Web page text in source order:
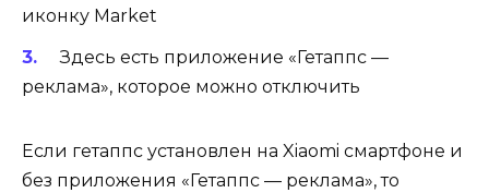
иконку Market
Здесь есть приложение «Гетаппс —
реклама», которое можно отключить
Если гетаппс установлен на Xiaomi смартфоне и
без приложения «Гетаппс — реклама», то